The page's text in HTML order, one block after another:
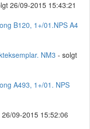
26/09-2015 15:43:21
B120, 1+/01.NPS A4
NM3 - solgt
A493, 1+/01. NPS
09-2015 15:52:06